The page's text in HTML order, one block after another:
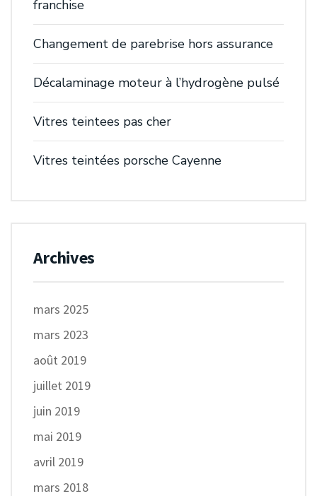
franchise
Changement de parebrise hors assurance
Décalaminage moteur à l’hydrogène pulsé
Vitres teintees pas cher
Vitres teintées porsche Cayenne
Archives
mars 2025
mars 2023
août 2019
juillet 2019
juin 2019
mai 2019
avril 2019
mars 2018